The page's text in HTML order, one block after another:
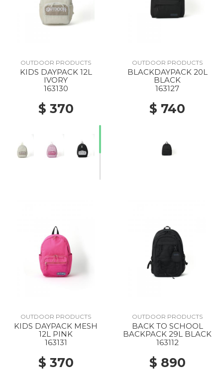
OUTDOOR PRODUCTS
KIDS DAYPACK 12L
IVORY
163130
$ 370
OUTDOOR PRODUCTS
BLACKDAYPACK 20L
BLACK
163127
$ 740
OUTDOOR PRODUCTS
KIDS DAYPACK MESH
12L PINK
163131
$ 370
OUTDOOR PRODUCTS
BACK TO SCHOOL
BACKPACK 29L BLACK
163112
$ 890